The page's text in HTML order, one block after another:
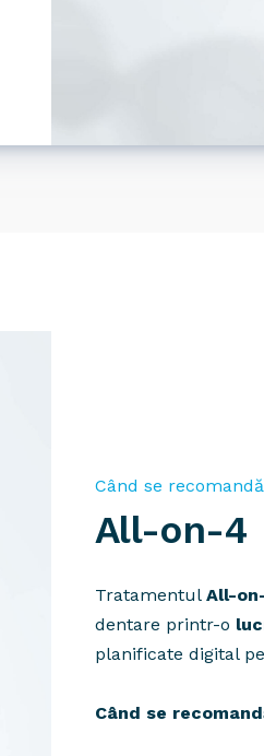
Când se
All-on-4
Tratamentul All-
dentare printr-o
planificate digital
Când se